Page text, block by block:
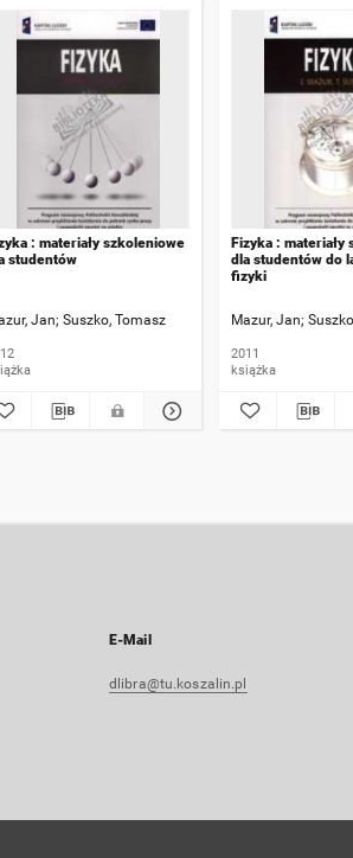
: materiały szkoleniowe
studentów
Jan Suszko, Tomasz
Fizyka : materiały
dla studentów do
fizyki
Mazur, Jan
2011
książka
E-Mail
dlibra@tu.koszalin.pl